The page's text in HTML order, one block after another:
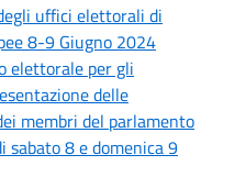
uffici elettorali di
8-9 Giugno 2024
elettorale per gli
delle
membri del parlamento
sabato 8 e domenica 9